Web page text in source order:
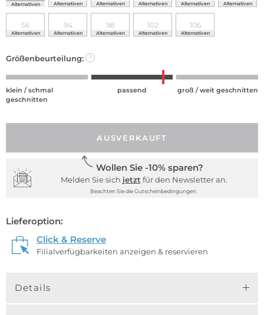
Alternativen Alternativen Alternativen Alternativen Alternativen Alternativen
56
Alternativen
94
Alternativen
98
Alternativen
102
Alternativen
106
Alternativen
Größenbeurteilung: ?
klein / schmal
geschnitten
passend groß / weit geschnitten
AUSVERKAUFT
Wollen Sie -10% sparen?
Melden Sie sich jetzt für den Newsletter an.
Beachten Sie die Gutscheinbedingungen.
Lieferoption:
Click & Reserve
Filialverfügbarkeiten anzeigen & reservieren
Details